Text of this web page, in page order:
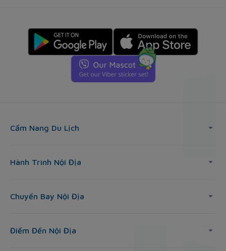
Cẩm Nang Du Lịch
Hành Trình Nội Địa
Chuyến Bay Nội Địa
Điểm Đến Nội Địa